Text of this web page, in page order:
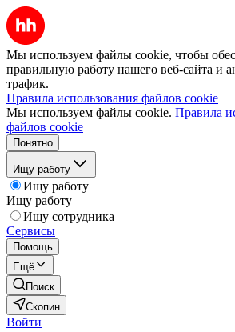
Мы используем файлы cookie, чтобы
правильную работу нашего веб-сайта и
трафик.
Правила использования файлов cookie
Мы используем файлы cookie. Правила
файлов cookie
Понятно
Ищу работу
Ищу работу
Ищу работу
Ищу сотрудника
Сервисы
Помощь
Ещё
Поиск
Скопин
Войти